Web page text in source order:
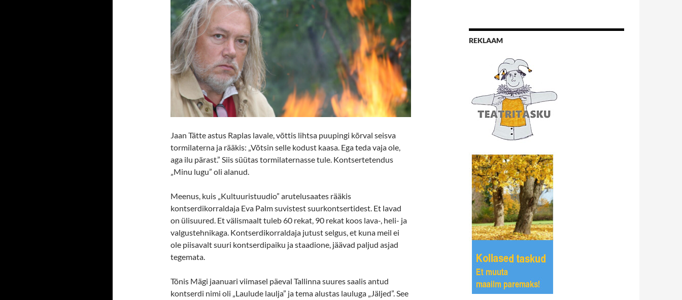
Jaan Tätte astus Raplas lavale, võttis lihtsa puupingi kõrval seisva
tormilaterna ja rääkis: „Võtsin selle kodust kaasa. Ega teda vaja ole,
aga ilu pärast.” Siis süütas tormilaternasse tule. Kontsertetendus
„Minu lugu” oli alanud.
Meenus, kuis „Kultuuristuudio” arutelusaates rääkis
kontserdikorraldaja Eva Palm suvistest suurkontsertidest. Et lavad
on ülisuured. Et välismaalt tuleb 60 rekat, 90 rekat koos lava-, heli- ja
valgustehnikaga. Kontserdikorraldaja jutust selgus, et kuna meil ei
ole piisavalt suuri kontserdipaiku ja staadione, jäävad paljud asjad
tegemata.
Tõnis Mägi jaanuari viimasel päeval Tallinna suures saalis antud
kontserdi nimi oli „Laulude laulja” ja tema alustas lauluga „Jäljed”. See
REKLAAM